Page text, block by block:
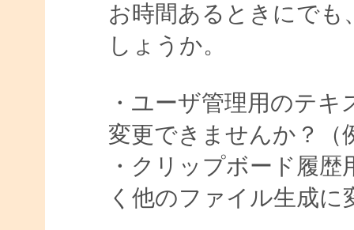
お時間あるときにで
しょうか。
・ユーザ管理用のテ
変更できませんか？（
・クリップボード履
く他のファイル生成